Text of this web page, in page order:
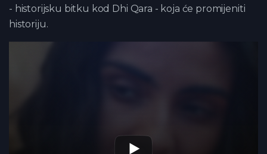
- historijsku bitku kod Dhi Qara - koja će promijeniti
historiju.